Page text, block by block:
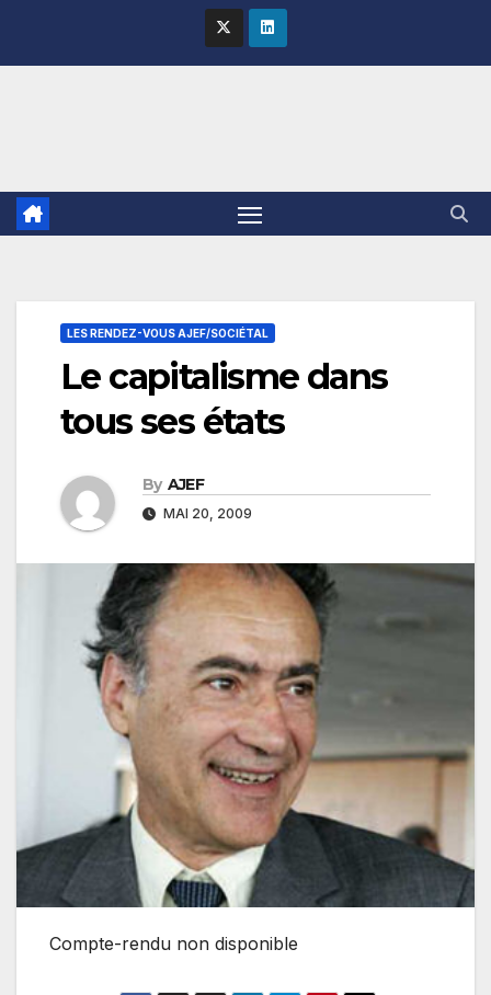
LES RENDEZ-VOUS AJEF/SOCIÉTAL
Le capitalisme dans
tous ses états
By AJEF
MAI 20, 2009
Compte-rendu non disponible